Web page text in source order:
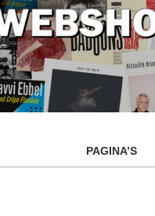
PAGINA’S